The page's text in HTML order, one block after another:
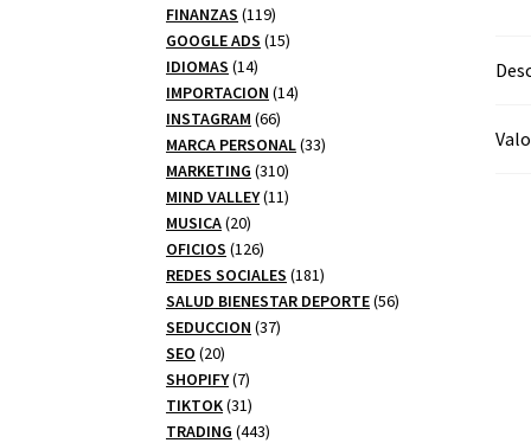
productos
FINANZAS 119119
productos
GOOGLE ADS 1515
IDIOMAS 1414
productos
IMPORTACION 1414
INSTAGRAM 6666
productos
MARCA PERSONAL 3333
MARKETING 310310
productos
MIND VALLEY 1111
MUSICA 2020
productos
OFICIOS 126126
productos
REDES SOCIALES 181181
productos
SALUD BIENESTAR DEPORTE 5656
SEDUCCION 3737
SEO 2020
productos
SHOPIFY 77
productos
TIKTOK 3131
productos
TRADING 443443